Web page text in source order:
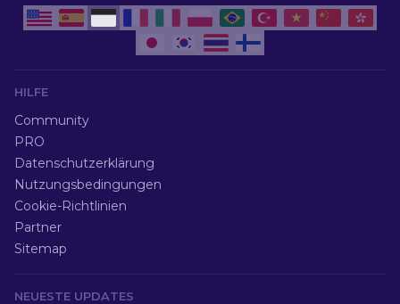
HILFE
Community
PRO
Datenschutzerklärung
Nutzungsbedingungen
Cookie-Richtlinien
Partner
Sitemap
NEUESTE UPDATES